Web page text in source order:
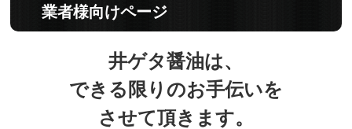
業者様向けページ
井ゲタ醤油は、
できる限りのお手伝いを
させて頂きます。